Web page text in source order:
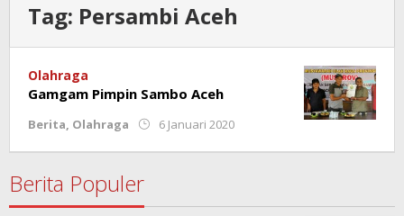
Tag: Persambi Aceh
Olahraga
Gamgam Pimpin Sambo Aceh
Berita, Olahraga 6 Januari 2020
Berita Populer